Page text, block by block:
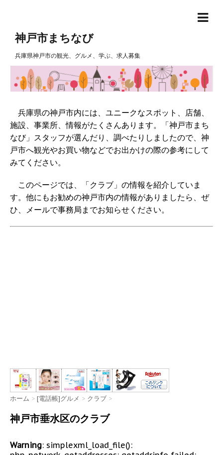
神戸市まちなび
兵庫県神戸市の観光、グルメ、学ぶ、求人募集
兵庫県の神戸市内には、ユニークなスポット、店舗、
施設、事業所、情報がたくさんあります。「神戸市まち
なび」スタッフが選んだり、調べたりしましたので、神
戸市へ観光やお買い物などでお出かけの際の参考にして
みてください。
このページでは、「クラブ」の情報を紹介していま
す。他にもお勧めの神戸市内の情報がありましたら、ぜ
ひ、メールで事務局までお知らせください。
ホーム > [電話帳]グルメ > クラブ >
神戸市垂水区のクラブ
Warning: simplexml_load_file():